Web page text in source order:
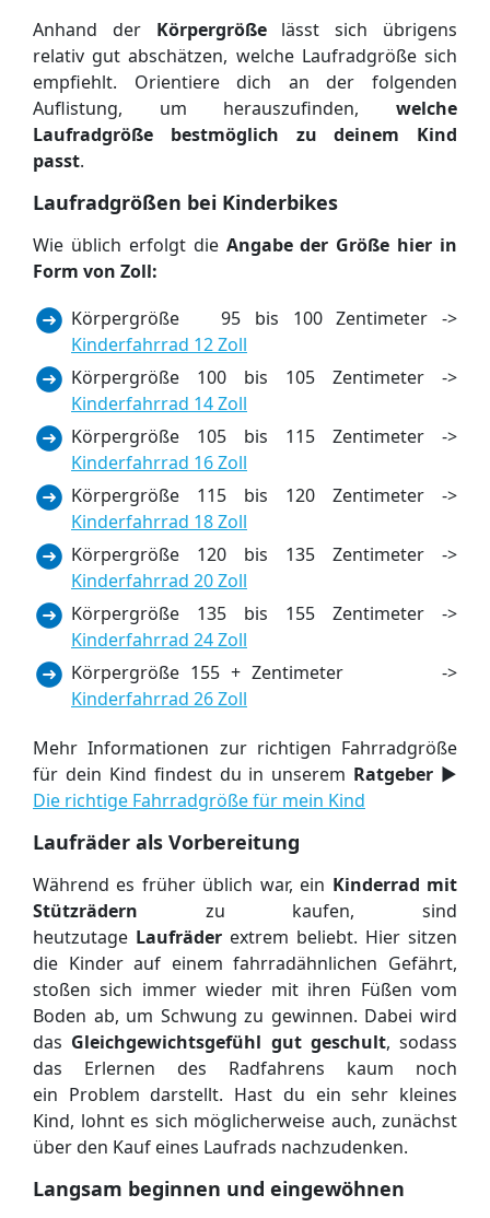
Anhand der Körpergröße lässt sich übrigens
relativ gut abschätzen, welche Laufradgröße sich
empfiehlt. Orientiere dich an der folgenden
Auflistung, um herauszufinden, welche
Laufradgröße bestmöglich zu deinem Kind
passt.
Laufradgrößen bei Kinderbikes
Wie üblich erfolgt die Angabe der Größe hier in
Form von Zoll:
Körpergröße 95 bis 100 Zentimeter ->
Kinderfahrrad 12 Zoll
Körpergröße 100 bis 105 Zentimeter ->
Kinderfahrrad 14 Zoll
Körpergröße 105 bis 115 Zentimeter ->
Kinderfahrrad 16 Zoll
Körpergröße 115 bis 120 Zentimeter ->
Kinderfahrrad 18 Zoll
Körpergröße 120 bis 135 Zentimeter ->
Kinderfahrrad 20 Zoll
Körpergröße 135 bis 155 Zentimeter ->
Kinderfahrrad 24 Zoll
Körpergröße 155 + Zentimeter ->
Kinderfahrrad 26 Zoll
Mehr Informationen zur richtigen Fahrradgröße
für dein Kind findest du in unserem Ratgeber ▶
Die richtige Fahrradgröße für mein Kind
Laufräder als Vorbereitung
Während es früher üblich war, ein Kinderrad mit
Stützrädern zu kaufen, sind
heutzutage Laufräder extrem beliebt. Hier sitzen
die Kinder auf einem fahrradähnlichen Gefährt,
stoßen sich immer wieder mit ihren Füßen vom
Boden ab, um Schwung zu gewinnen. Dabei wird
das Gleichgewichtsgefühl gut geschult, sodass
das Erlernen des Radfahrens kaum noch
ein Problem darstellt. Hast du ein sehr kleines
Kind, lohnt es sich möglicherweise auch, zunächst
über den Kauf eines Laufrads nachzudenken.
Langsam beginnen und eingewöhnen